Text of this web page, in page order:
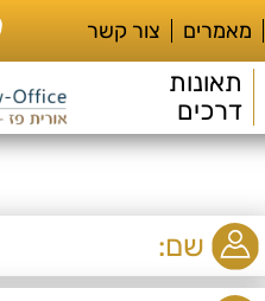
מאמרים צור קשר
תאונות
דרכים